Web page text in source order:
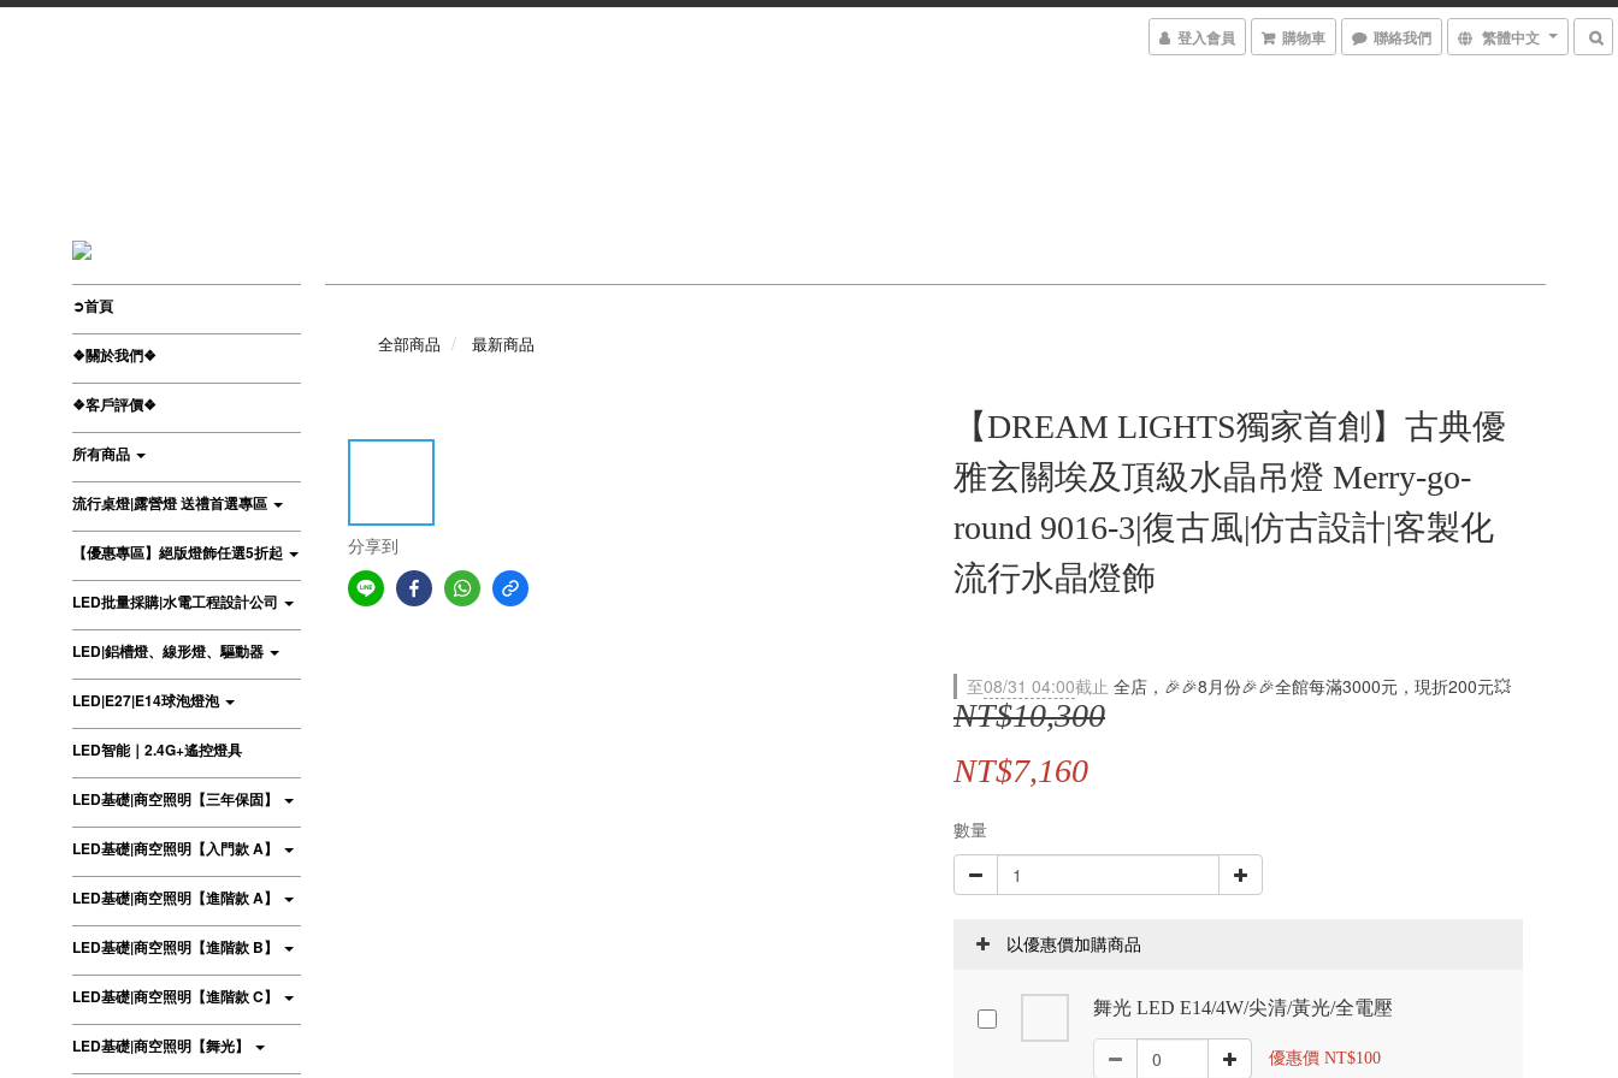
登入會員 購物車 聯絡我們 繁體中文
➲首頁
❖關於我們❖
❖客戶評價❖
所有商品
流行桌燈|露營燈 送禮首選專區
【優惠專區】絕版燈飾任選5折起
LED批量採購|水電工程設計公司
LED|鋁槽燈、線形燈、驅動器
LED|E27|E14球泡燈泡
LED智能｜2.4G+遙控燈具
LED基礎|商空照明【三年保固】
LED基礎|商空照明【入門款 A】
LED基礎|商空照明【進階款 A】
LED基礎|商空照明【進階款 B】
LED基礎|商空照明【進階款 C】
LED基礎|商空照明【舞光】
全部商品 最新商品
分享到
【DREAM LIGHTS獨家首創】古典優
雅玄關埃及頂級水晶吊燈 Merry-go-
round 9016-3|復古風|仿古設計|客製化
流行水晶燈飾
至08/31 04:00截止 全店，🎉🎉8月份🎉🎉全館每滿3000元，現折200元💥
NT$10,300
NT$7,160
數量
以優惠價加購商品
舞光 LED E14/4W/尖清/黃光/全電壓
優惠價 NT$100